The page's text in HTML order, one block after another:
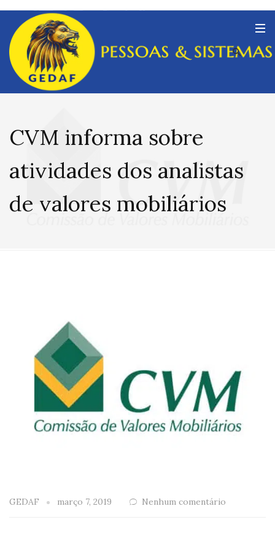
CVM informa sobre
atividades dos analistas
de valores mobiliários
GEDAF março 7, 2019 Nenhum comentário